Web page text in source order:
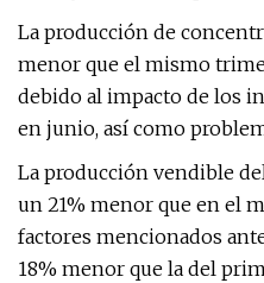
La producción de
menor que el mismo
debido al impacto de los
en junio, así como
La producción vendible
un 21% menor que en el
factores mencionados
18% menor que la del